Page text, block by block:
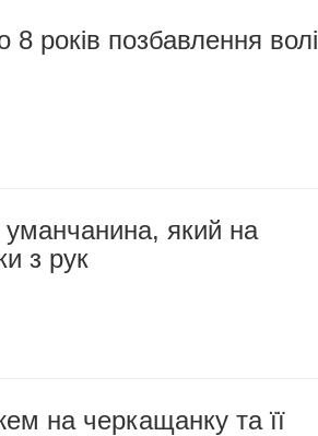
років позбавлення волі
який на
з рук
на черкащанку та її